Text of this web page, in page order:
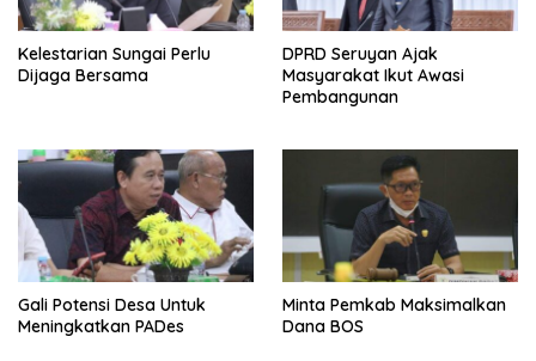
Kelestarian Sungai Perlu
Dijaga Bersama
DPRD Seruyan Ajak
Masyarakat Ikut Awasi
Pembangunan
Gali Potensi Desa Untuk
Meningkatkan PADes
Minta Pemkab Maksimalkan
Dana BOS